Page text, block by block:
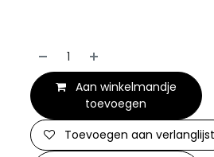
Aan winkelmandje
toevoegen
Toevoegen aan verlanglijst